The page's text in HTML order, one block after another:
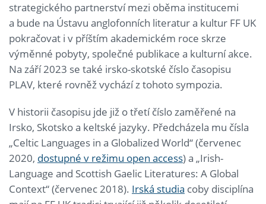
strategického partnerství mezi oběma institucemi
a bude na Ústavu anglofonních literatur a kultur FF UK
pokračovat i v příštím akademickém roce skrze
výměnné pobyty, společné publikace a kulturní akce.
Na září 2023 se také irsko-skotské číslo časopisu
PLAV, které rovněž vychází z tohoto sympozia.
V historii časopisu jde již o třetí číslo zaměřené na
Irsko, Skotsko a keltské jazyky. Předcházela mu čísla
„Celtic Languages in a Globalized World“ (červenec
2020, dostupné v režimu open access) a „Irish-
Language and Scottish Gaelic Literatures: A Global
Context“ (červenec 2018). Irská studia coby disciplína